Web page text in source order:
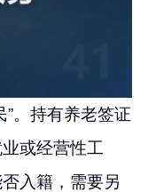
”。持有养老签证
或经营性工
入籍，需要另